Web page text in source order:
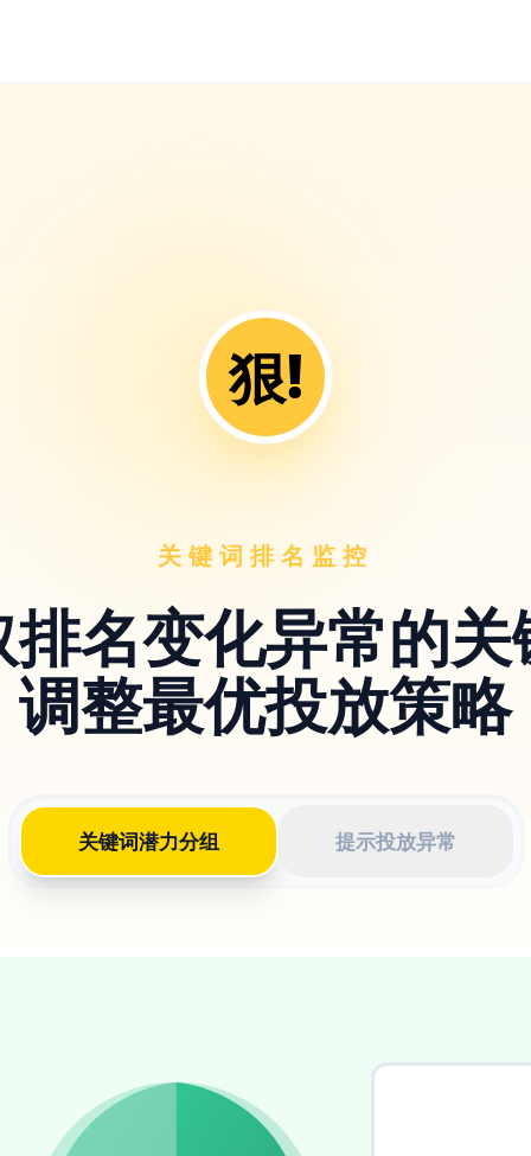
狠!
关键词排名监控
排名变化异常的关
调整最优投放策略
关键词潜力分组 提示投放异常